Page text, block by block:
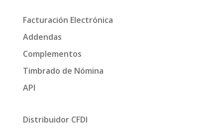
Facturación Electrónica
Addendas
Complementos
Timbrado de Nómina
API
Distribuidor CFDI